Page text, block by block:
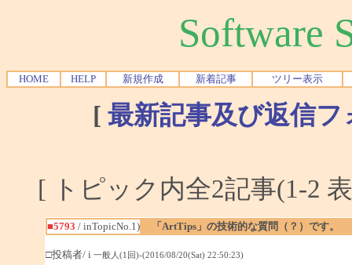
Software
HOME HELP 新規作成 新着記事 ツリー表示
[ 最新記事及び返信
[ トピック内全2記事(1-2
■5793 / inTopicNo.1) 「ArtTips」の技術的な質問（？）です。
□投稿者/ i 一般人(1回)-(2016/08/20(Sat) 22:50:23)